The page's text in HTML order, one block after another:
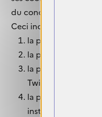
du concours et de
Ceci inclut :
la publication des
la publication
la publication sur
Twitter, Instagram,
la promotion sur
institutionnels,